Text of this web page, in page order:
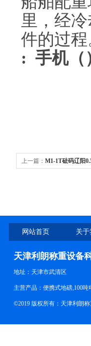
里，经
件的过
: 手机（
上一篇： M1-1T砝码辽阳
网站首页 关
天津利朗称重设备
地址：天津市武清区
主营产品：便携式地磅,100
©2019 版权所有：天津利朗